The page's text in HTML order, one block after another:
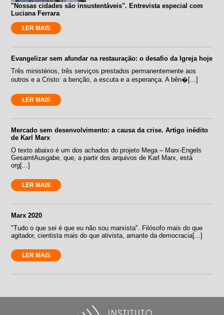
"Nossas cidades são insustentáveis". Entrevista especial com
Luciana Ferrara
LER MAIS
Evangelizar sem afundar na restauração: o desafio da Igreja hoje
Três ministérios, três serviços prestados permanentemente aos
outros e a Cristo: a benção, a escuta e a esperança. A bên�[...]
LER MAIS
Mercado sem desenvolvimento: a causa da crise. Artigo inédito
de Karl Marx
O texto abaixo é um dos achados do projeto Mega – Marx-Engels
GesamtAusgabe, que, a partir dos arquivos de Karl Marx, está
org[...]
LER MAIS
Marx 2020
"Tudo o que sei é que eu não sou marxista". Filósofo mais do que
agitador, cientista mais do que ativista, amante da democracia[...]
LER MAIS